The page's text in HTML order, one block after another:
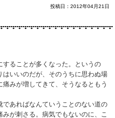
投稿日：2012年04月21日
ることが多くなった。というの
いいのだが、そのうちに思わぬ場
みが増してきて、そうなるともう
あればなんていうことのない道の
が刺さる。病気でもないのに、こ